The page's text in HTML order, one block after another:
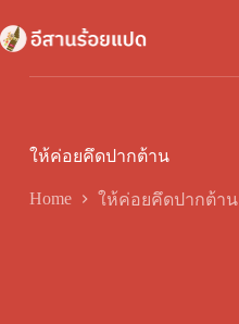
to
content
ให้ค่อยคึดปากต้าน
Home ให้ค่อยคึดปากต้าน